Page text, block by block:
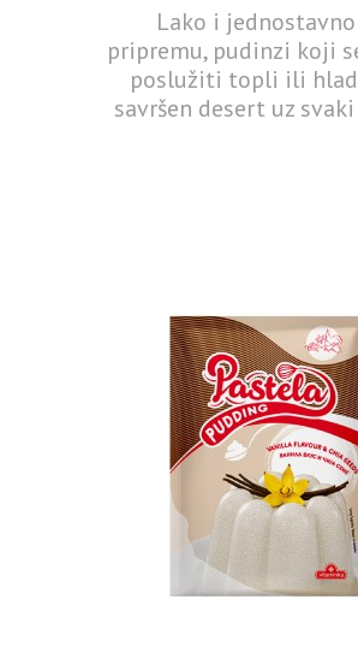
Lako i jednostavno
pripremu, pudinzi koji
poslužiti topli ili
savršen desert uz